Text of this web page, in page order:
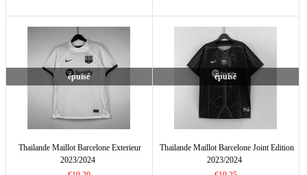
épuisé
Thailande Maillot Barcelone Exterieur
2023/2024
épuisé
Thailande Maillot Barcelone Joint Edition
2023/2024